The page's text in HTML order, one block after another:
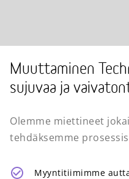
Muuttaminen
sujuvaa ja
Olemme miettineet
tehdäksemme
Myyntitiimimme